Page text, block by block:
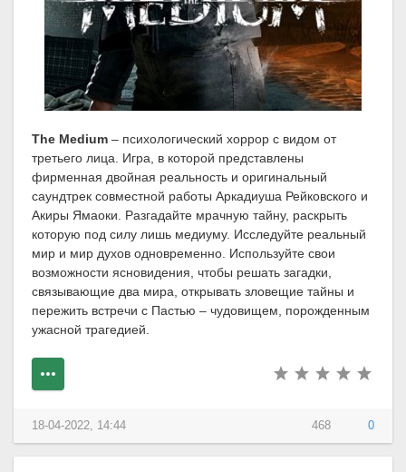
The Medium – психологический хоррор с видом от
третьего лица. Игра, в которой представлены
фирменная двойная реальность и оригинальный
саундтрек совместной работы Аркадиуша Рейковского и
Акиры Ямаоки. Разгадайте мрачную тайну, раскрыть
которую под силу лишь медиуму. Исследуйте реальный
мир и мир духов одновременно. Используйте свои
возможности ясновидения, чтобы решать загадки,
связывающие два мира, открывать зловещие тайны и
пережить встречи с Пастью – чудовищем, порожденным
ужасной трагедией.
468 0
18-04-2022, 14:44